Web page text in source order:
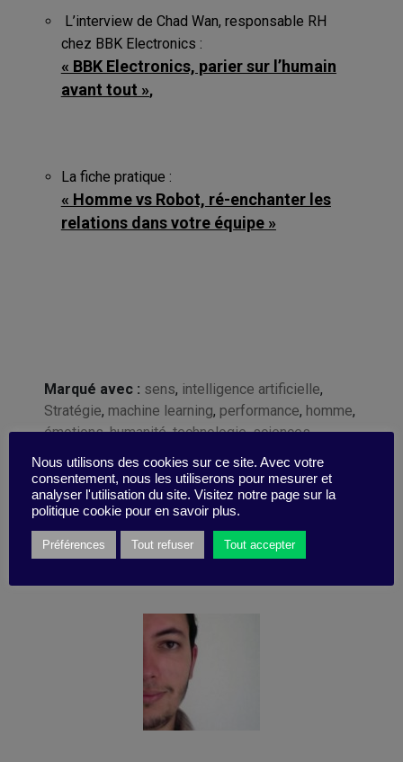
L’interview de Chad Wan, responsable RH
chez BBK Electronics :
« BBK Electronics, parier sur l’humain
avant tout »,
La fiche pratique :
« Homme vs Robot, ré-enchanter les
relations dans votre équipe »
Marqué avec : sens, intelligence artificielle,
Stratégie, machine learning, performance, homme,
émotions,humanité,technologie,sciences
humaines
big data
Nous utilisons des cookies sur ce site. Avec votre
consentement, nous les utiliserons pour mesurer et
analyser l'utilisation du site. Visitez notre page sur la
politique cookie pour en savoir plus.
Préférences Tout refuser Tout accepter